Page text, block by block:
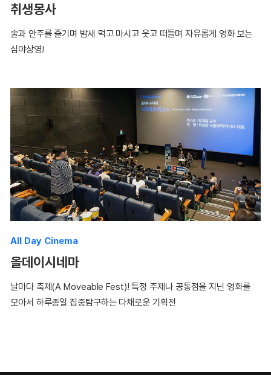
취생몽사
술과 안주를 즐기며 밤새 먹고 마시고 웃고 떠들며 자유롭게 영화 보는
심야상영!
All Day Cinema
올데이시네마
날마다 축제(A Moveable Fest)! 특정 주제나 공통점을 지닌 영화를
모아서 하루종일 집중탐구하는 다채로운 기획전